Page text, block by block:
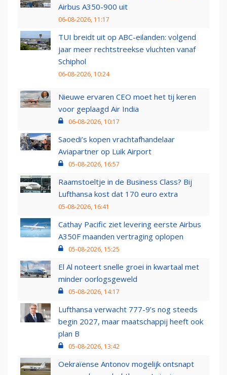
Airbus A350-900 uit
06-08-2026, 11:17
TUI breidt uit op ABC-eilanden: volgend
jaar meer rechtstreekse vluchten vanaf
Schiphol
06-08-2026, 10:24
Nieuwe ervaren CEO moet het tij keren
voor geplaagd Air India
06-08-2026, 10:17
Saoedi’s kopen vrachtafhandelaar
Aviapartner op Luik Airport
05-08-2026, 16:57
Raamstoeltje in de Business Class? Bij
Lufthansa kost dat 170 euro extra
05-08-2026, 16:41
Cathay Pacific ziet levering eerste Airbus
A350F maanden vertraging oplopen
05-08-2026, 15:25
El Al noteert snelle groei in kwartaal met
minder oorlogsgeweld
05-08-2026, 14:17
Lufthansa verwacht 777-9’s nog steeds
begin 2027, maar maatschappij heeft ook
plan B
05-08-2026, 13:42
Oekraïense Antonov mogelijk ontsnapt